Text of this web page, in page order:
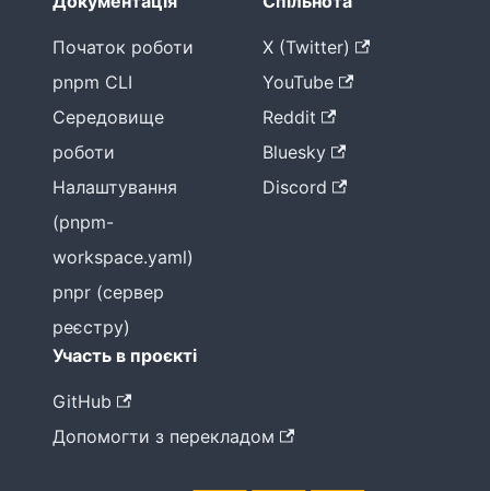
Початок роботи
pnpm CLI
Середовище
роботи
Налаштування
(pnpm-
workspace.yaml)
pnpr (сервер
реєстру)
X (Twitter)
YouTube
Reddit
Bluesky
Discord
Участь в проєкті
GitHub
Допомогти з перекладом